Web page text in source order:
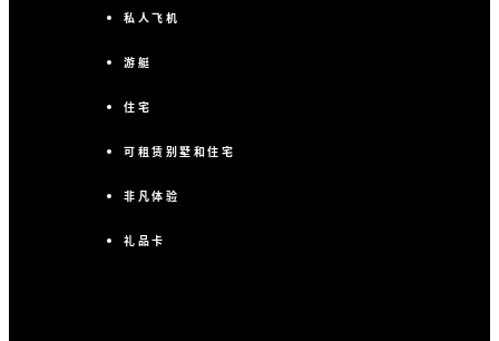
私人飞机
游艇
住宅
可租赁别墅和住宅
非凡体验
礼品卡